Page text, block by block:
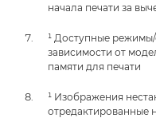
начала печати за
¹ Доступные
зависимости от
памяти для печати
¹ Изображения
отредактированные